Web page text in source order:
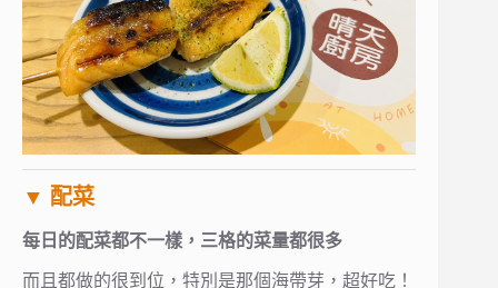
▼ 配菜
每日的配菜都不一樣，三格的菜量都很多
而且都做的很到位，特別是那個海帶芽，超好吃！